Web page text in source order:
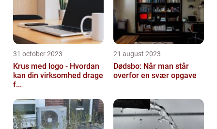
31 october 2023
Krus med logo - Hvordan
kan din virksomhed drage
f...
21 august 2023
Dødsbo: Når man står
overfor en svær opgave